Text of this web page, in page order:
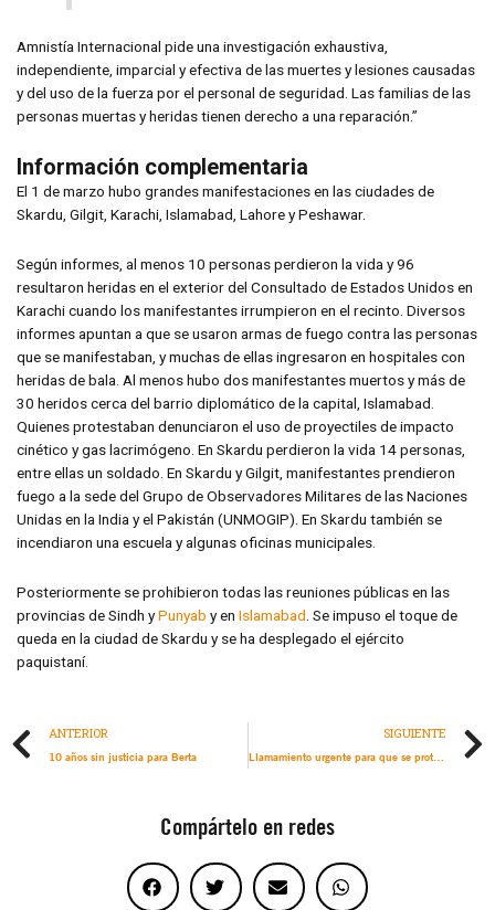
Amnistía Internacional pide una investigación exhaustiva,
independiente, imparcial y efectiva de las muertes y lesiones causadas
y del uso de la fuerza por el personal de seguridad. Las familias de las
personas muertas y heridas tienen derecho a una reparación.”
Información complementaria
El 1 de marzo hubo grandes manifestaciones en las ciudades de
Skardu, Gilgit, Karachi, Islamabad, Lahore y Peshawar.
Según informes, al menos 10 personas perdieron la vida y 96
resultaron heridas en el exterior del Consultado de Estados Unidos en
Karachi cuando los manifestantes irrumpieron en el recinto. Diversos
informes apuntan a que se usaron armas de fuego contra las personas
que se manifestaban, y muchas de ellas ingresaron en hospitales con
heridas de bala. Al menos hubo dos manifestantes muertos y más de
30 heridos cerca del barrio diplomático de la capital, Islamabad.
Quienes protestaban denunciaron el uso de proyectiles de impacto
cinético y gas lacrimógeno. En Skardu perdieron la vida 14 personas,
entre ellas un soldado. En Skardu y Gilgit, manifestantes prendieron
fuego a la sede del Grupo de Observadores Militares de las Naciones
Unidas en la India y el Pakistán (UNMOGIP). En Skardu también se
incendiaron una escuela y algunas oficinas municipales.
Posteriormente se prohibieron todas las reuniones públicas en las
provincias de Sindh yPunyab y en Islamabad. Se impuso el toque de
queda en la ciudad de Skardu y se ha desplegado el ejército
paquistaní.
ANTERIOR
10 años sin justicia para Berta
SIGUIENTE
Llamamiento urgente para que se proteja a la población civil y se respete el derecho internacional en un contexto de creciente conflicto regional tras los ataques de Estados Unidos, Israel e Irán
Compártelo en redes